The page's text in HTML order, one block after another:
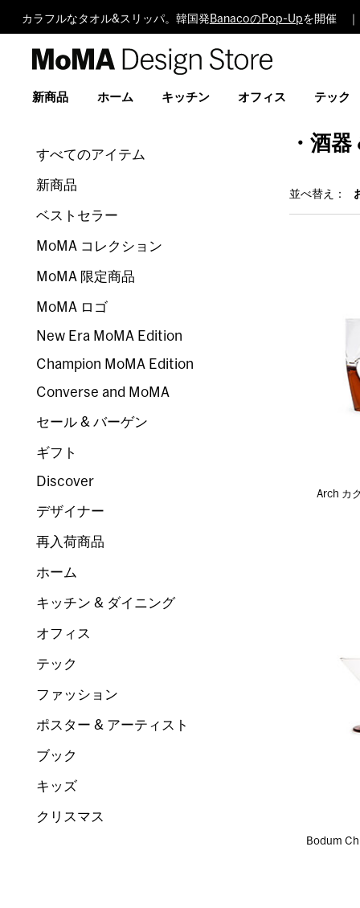
カラフルなタオル&スリッパ。韓国発 BanacoのPop-Upを開催
Design
新商品 ホーム キッチン オフィス テック
・酒
並べ替え：
Arch カ
Bodum
すべてのアイテム
新商品
ベストセラー
MoMA コレクション
MoMA 限定商品
MoMA ロゴ
New Era MoMA Edition
Champion MoMA Edition
Converse and MoMA
セール & バーゲン
ギフト
Discover
デザイナー
再入荷商品
ホーム
キッチン & ダイニング
オフィス
テック
ファッション
ポスター & アーティスト
ブック
キッズ
クリスマス